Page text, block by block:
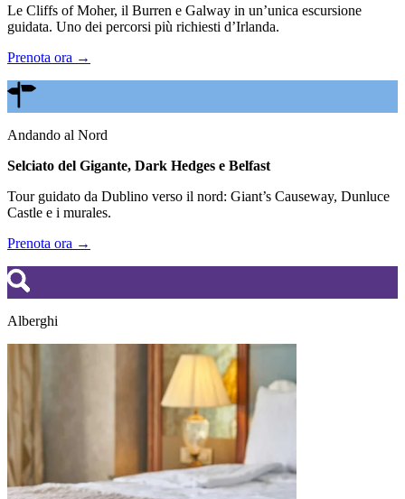
Le Cliffs of Moher, il Burren e Galway in un’unica escursione
guidata. Uno dei percorsi più richiesti d’Irlanda.
Prenota ora →
Andando al Nord
Selciato del Gigante, Dark Hedges e Belfast
Tour guidato da Dublino verso il nord: Giant’s Causeway, Dunluce
Castle e i murales.
Prenota ora →
Alberghi